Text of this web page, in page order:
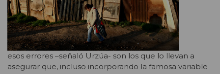
esos errores –señaló Urzúa- son los que lo llevan a
asegurar que, incluso incorporando la famosa variable